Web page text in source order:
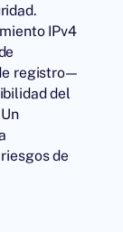
IPv4
registro—
del
de